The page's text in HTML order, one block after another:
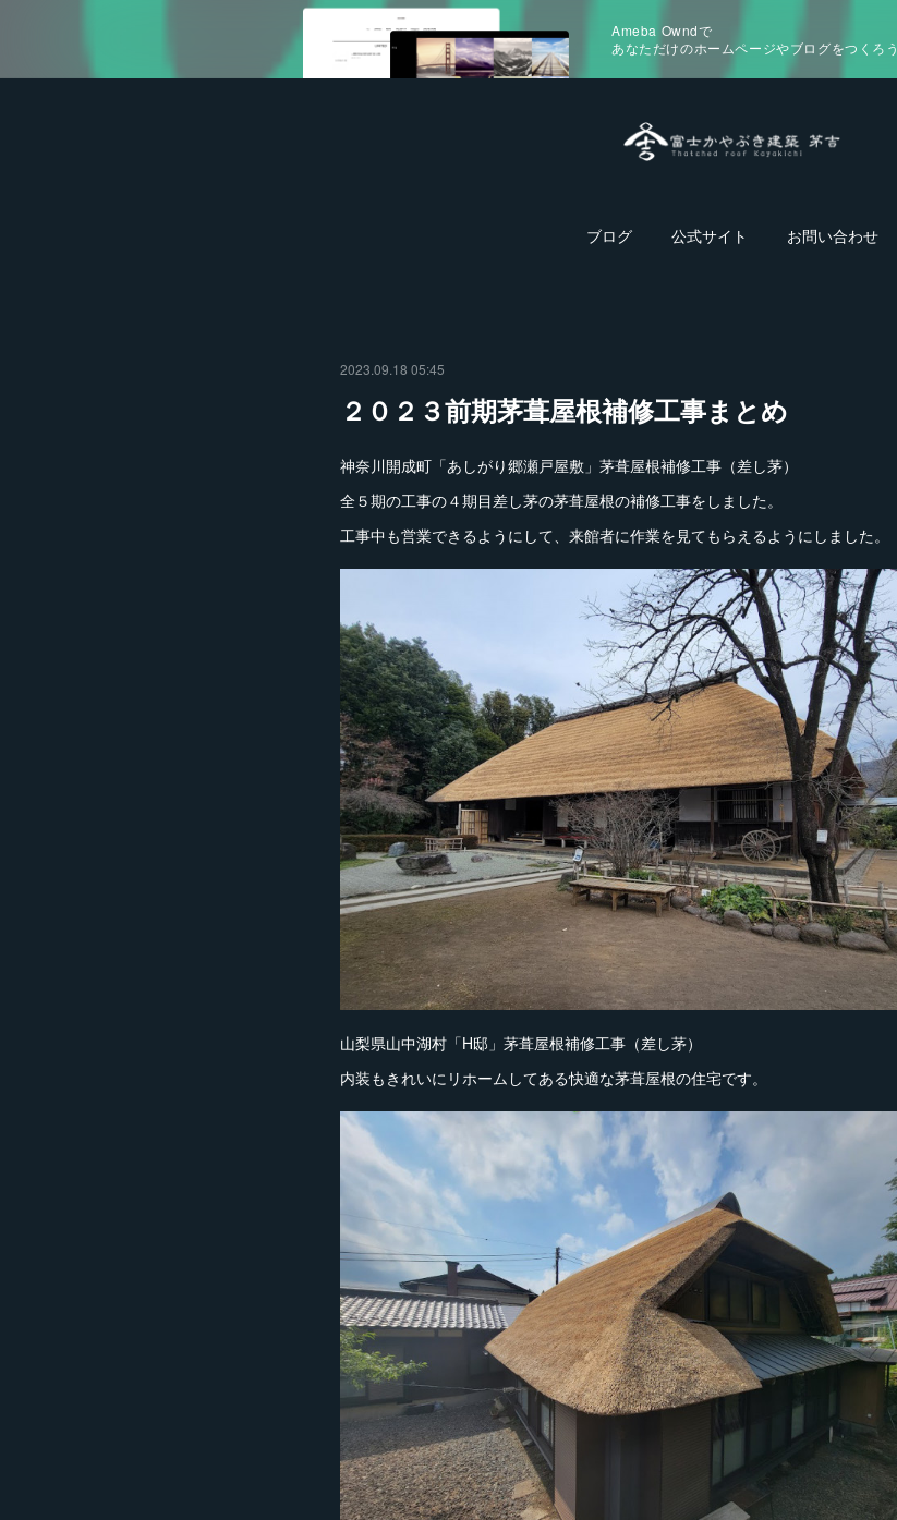
Ameba Owndで
あなただけのホームページやブログをつくろう
ブログ 公式サイト お問い合わせ
2023.09.18 05:45
２０２３前期茅葺屋根補修工事まとめ
神奈川開成町「あしがり郷瀬戸屋敷」茅葺屋根補修工事（差し茅）
全５期の工事の４期目差し茅の茅葺屋根の補修工事をしました。
工事中も営業できるようにして、来館者に作業を見てもらえるようにしました。
山梨県山中湖村「H邸」茅葺屋根補修工事（差し茅）
内装もきれいにリホームしてある快適な茅葺屋根の住宅です。